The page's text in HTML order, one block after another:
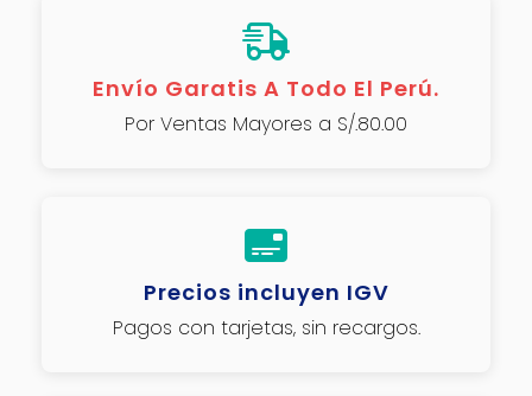
Envío Garatis A Todo El Perú.
Por Ventas Mayores a S/.80.00
Precios incluyen IGV
Pagos con tarjetas, sin recargos.